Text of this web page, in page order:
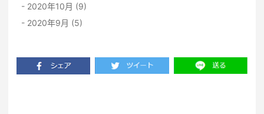
2020年10月 (9)
2020年9月 (5)